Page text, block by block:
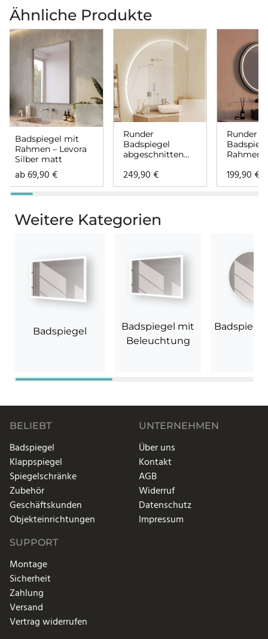
Ähnliche Produkte
Badspiegel mit
Rahmen – Levora
Silber matt
ab69,90€
Runder
Badspiegel
abgeschnitten
Hintergrundbele
uchtung – Aurea
249,90€
Runder
Rahmen
Siena
199,90€
Weitere Kategorien
Badspiegel
Badspiegel mit
Beleuchtung
BELIEBT
Badspiegel
Klappspiegel
Spiegelschränke
Zubehör
Geschäftskunden
Objekteinrichtungen
UNTERNEHMEN
Über uns
Kontakt
AGB
Widerruf
Datenschutz
Impressum
SUPPORT
Montage
Sicherheit
Zahlung
Versand
Vertrag widerrufen